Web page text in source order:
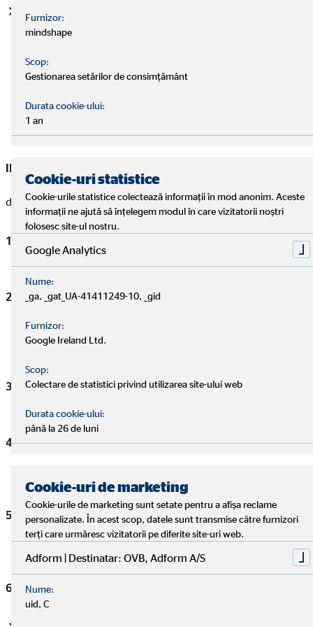
prin petiție, în sensul prezentei norme, se înțelege cererea,
reclamația, sesizarea formulată în scris, depusă/
căreia un petent sau împuterniciții legali ai acestuia, care
acționează exclusiv în numele petentului și în scopuri din
comercial propriu, își exprimă nemulțumirea cu privire la
III. Dispoziții generale:
Măsurile ce decurg din aplicarea prezentei proceduri sunt
destinate:
drepturilor persoanelor
asigurarea unui climat de încredere a clienților existenți și
promptitudinea și calitatea serviciilor oferite de S.C. OVB
Allfinanz România Broker de Asigurare S.R.L.
Potrivit prevederilor legale, orice persoană fizică sau
recunoscute de lege sau prevăzute prin contractul de
prin refuzul nejustificat de a-i fi rezolvată cererea
referitoare la un drept, se poate adresa societății pentru
Petiția se formulează în scris și va cuprinde următoarele:
Furnizor:
mindshape
Scop:
Gestionarea setărilor de consimțământ
Durata cookie-ului:
1 an
Cookie-uri statistice
Cookie-urile statistice colectează informații în mod anonim. Aceste
informații ne ajută să înțelegem modul în care vizitatorii noștri
folosesc site-ul nostru.
Google Analytics
Nume:
_ga, _gat_UA-41411249-10, _gid
Furnizor:
Google Ireland Ltd.
Scop:
Colectare de statistici privind utilizarea site-ului web
Durata cookie-ului:
până la 26 de luni
Cookie-uri de marketing
Cookie-urile de marketing sunt setate pentru a afișa reclame
personalizate. În acest scop, datele sunt transmise către furnizori
terți care urmăresc vizitatorii pe diferite site-uri web.
Adform | Destinatar: OVB, Adform A/S
Nume:
uid, C